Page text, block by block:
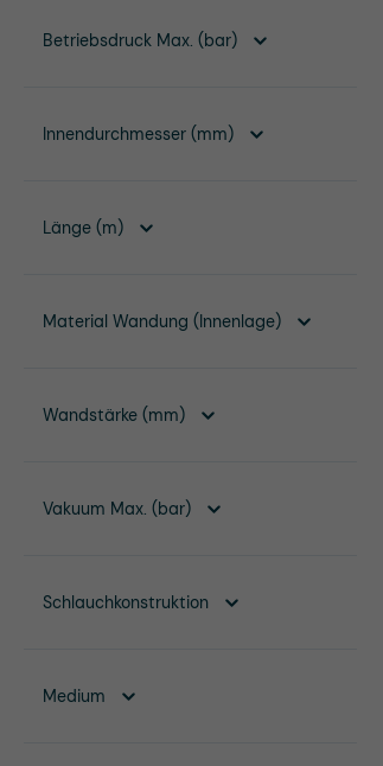
Betriebsdruck Max. (bar)
Innendurchmesser (mm)
Länge (m)
Material Wandung (Innenlage)
Wandstärke (mm)
Vakuum Max. (bar)
Schlauchkonstruktion
Medium